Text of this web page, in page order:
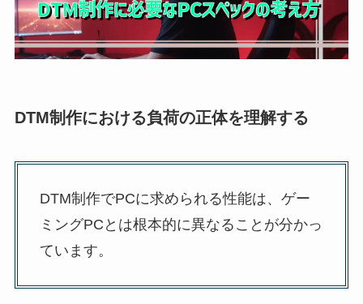
DTM制作における負荷の正体を理解する
DTM制作でPCに求められる性能は、ゲー
ミングPCとは根本的に異なることが分かっ
ています。